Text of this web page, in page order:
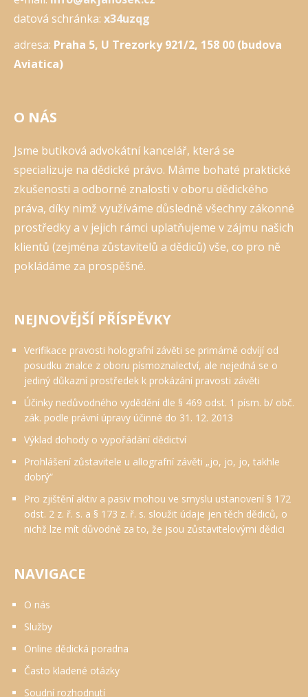
datová schránka: x34uzqg
adresa: Praha 5, U Trezorky 921/2, 158 00 (budova
Aviatica)
O NÁS
Jsme butiková advokátní kancelář, která se
specializuje na dědické právo. Máme bohaté praktické
zkušenosti a odborné znalosti v oboru dědického
práva, díky nimž využíváme důsledně všechny zákonné
prostředky a v jejich rámci uplatňujeme v zájmu našich
klientů (zejména zůstavitelů a dědiců) vše, co pro ně
pokládáme za prospěšné.
NEJNOVĚJŠÍ PŘÍSPĚVKY
Verifikace pravosti holografní závěti se primárně odvíjí od
posudku znalce z oboru písmoznalectví, ale nejedná se o
jediný důkazní prostředek k prokázání pravosti závěti
Účinky nedůvodného vydědění dle § 469 odst. 1 písm. b/ obč.
zák. podle právní úpravy účinné do 31. 12. 2013
Výklad dohody o vypořádání dědictví
Prohlášení zůstavitele u allografní závěti „jo, jo, jo, takhle
dobrý“
Pro zjištění aktiv a pasiv mohou ve smyslu ustanovení § 172
odst. 2 z. ř. s. a § 173 z. ř. s. sloužit údaje jen těch dědiců, o
nichž lze mít důvodně za to, že jsou zůstavitelovými dědici
NAVIGACE
O nás
Služby
Online dědická poradna
Často kladené otázky
Soudní rozhodnutí